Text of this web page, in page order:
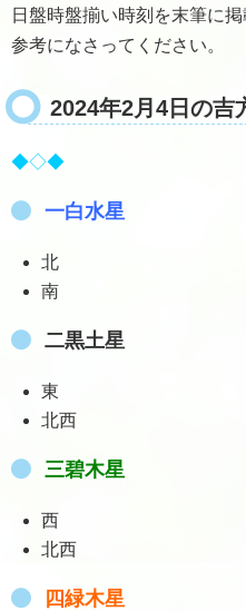
日盤時盤揃い時刻を末筆に掲
参考になさってください。
2024年2月4日の吉
◆◇◆
一白水星
北
南
二黒土星
東
北西
三碧木星
西
北西
四緑木星